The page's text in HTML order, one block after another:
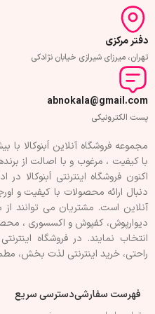
دفتر مرکزی
تهران، میرزای شیرازی خیابان نژادکی
abnokala@gmail.com
پست الکترونیکی
با کيفيت ، مرغوب و با اصالت از
اکنون فروشگاه اینترنتی اَبنوکالا
دنبال ارائه محصولات با کيفيت و
آنلاين است. مشتريان می توانند
دیوارپوش، کفپوش و اکسسوری ،
انتخاب نمايند. در فروشگاه
راحتی، خرید اینترنتی لذت بخش،
فهرست سفارشیدسترسی سریع